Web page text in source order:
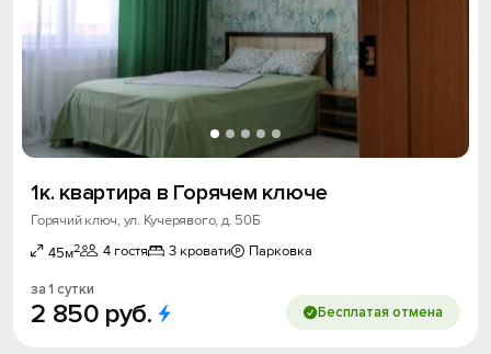
1к. квартира в Горячем ключе
Горячий ключ, ул. Кучерявого, д. 50Б
45м2 4 гостя 3 кровати Парковка
за 1 сутки
2 850 руб. Бесплатая отмена